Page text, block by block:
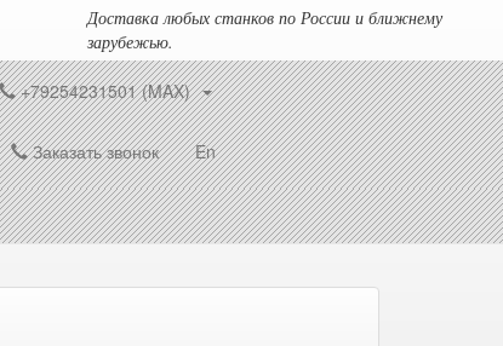
Доставка любых станков по России и ближнему
зарубежью.
+79254231501 (MAX)
Заказать звонок En